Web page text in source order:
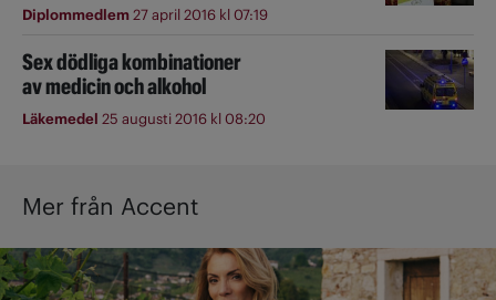
Diplommedlem27 april 2016 kl 07:19
Sex dödliga kombinationer
av medicin och alkohol
Läkemedel 25 augusti 2016 kl 08:20
Mer från Accent